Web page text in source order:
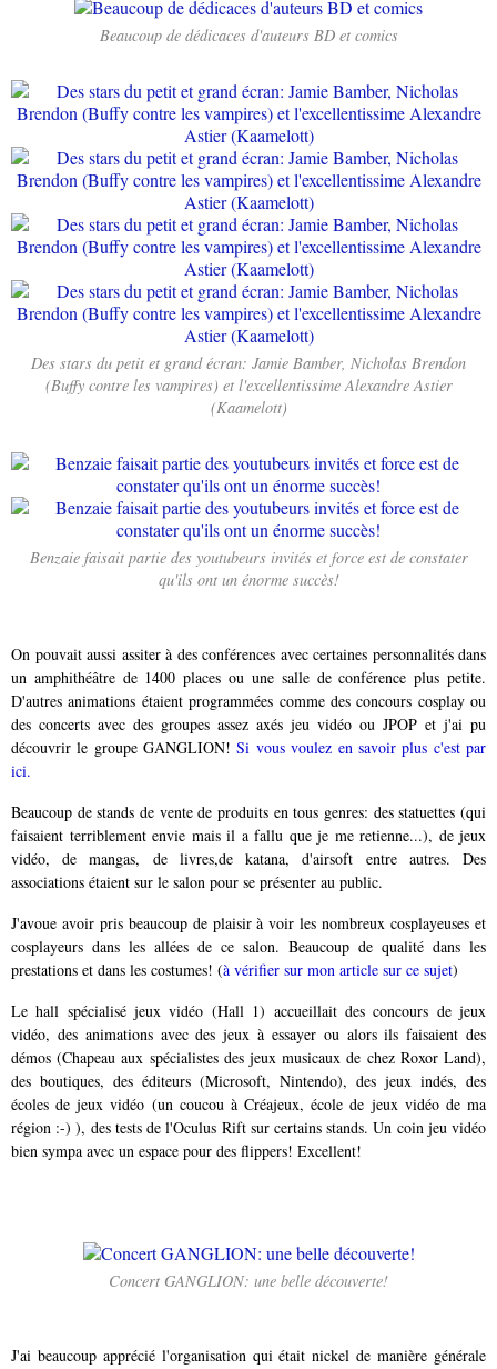
Beaucoup de dédicaces d'auteurs BD et comics
Des stars du petit et grand écran: Jamie Bamber, Nicholas Brendon
(Buffy contre les vampires) et l'excellentissime Alexandre Astier
(Kaamelott)
Benzaie faisait partie des youtubeurs invités et force est de constater
qu'ils ont un énorme succès!
On pouvait aussi assiter à des conférences avec certaines personnalités dans
un amphithéâtre de 1400 places ou une salle de conférence plus petite.
D'autres animations étaient programmées comme des concours cosplay ou
des concerts avec des groupes assez axés jeu vidéo ou JPOP et j'ai pu
découvrir le groupe GANGLION!Si vous voulez en savoir plus c'est par
ici.
Beaucoup de stands de vente de produits en tous genres: des statuettes (qui
faisaient terriblement envie mais il a fallu que je me retienne...), de jeux
vidéo, de mangas, de livres,de katana, d'airsoft entre autres. Des
associations étaient sur le salon pour se présenter au public.
J'avoue avoir pris beaucoup de plaisir à voir les nombreux cosplayeuses et
cosplayeurs dans les allées de ce salon. Beaucoup de qualité dans les
prestations et dans les costumes! (à vérifier sur mon article sur ce sujet)
Le hall spécialisé jeux vidéo (Hall 1) accueillait des concours de jeux
vidéo, des animations avec des jeux à essayer ou alors ils faisaient des
démos (Chapeau aux spécialistes des jeux musicaux de chez Roxor Land),
des boutiques, des éditeurs (Microsoft, Nintendo), des jeux indés, des
écoles de jeux vidéo (un coucou à Créajeux, école de jeux vidéo de ma
région :-) ), des tests de l'Oculus Rift sur certains stands. Un coin jeu vidéo
bien sympa avec un espace pour des flippers! Excellent!
Concert GANGLION: une belle découverte!
J'ai beaucoup apprécié l'organisation qui était nickel de manière générale